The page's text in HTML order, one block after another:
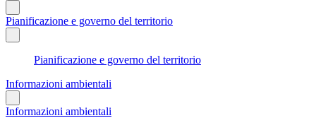
Pianificazione e governo del territorio
Pianificazione e governo del territorio
Informazioni ambientali
Informazioni ambientali